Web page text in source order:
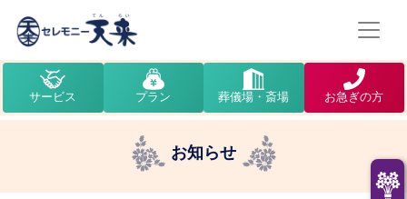
サービス プラン 葬儀場・斎場 お急ぎの方
お知らせ